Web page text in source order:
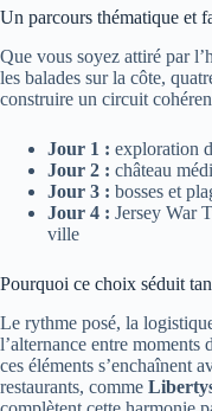
Un parcours thématique et
Que vous soyez attiré par
les balades sur la côte,
construire un circuit
Jour 1 : exploration
Jour 2 : château
Jour 3 : bosses et
Jour 4 : Jersey War
ville
Pourquoi ce choix séduit
Le rythme posé, la
l’alternance entre moments
ces éléments s’enchaînent
restaurants, comme